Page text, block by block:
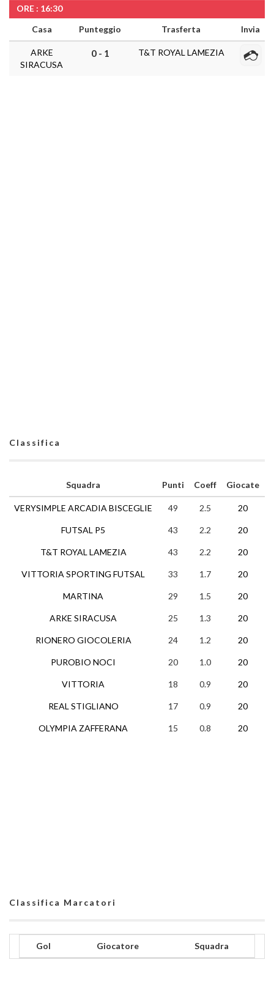
ORE : 16:30
Casa
Punteggio Trasferta Invia
ARKE
SIRACUSA
0 - 1 T&T ROYAL LAMEZIA
Classifica
Squadra
VERYSIMPLE ARCADIA BISCEGLIE
FUTSAL P5
T&T ROYAL LAMEZIA
VITTORIA SPORTING FUTSAL
MARTINA
ARKE SIRACUSA
RIONERO GIOCOLERIA
PUROBIO NOCI
VITTORIA
REAL STIGLIANO
OLYMPIA ZAFFERANA
Punti Coeff Giocate
49 2.5 20
43 2.2 20
43 2.2 20
33 1.7 20
29 1.5 20
25 1.3 20
24 1.2 20
20 1.0 20
18 0.9 20
17 0.9 20
15 0.8 20
Classifica Marcatori
Gol Giocatore Squadra